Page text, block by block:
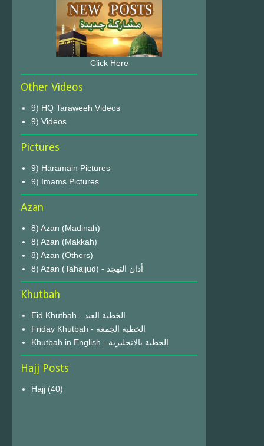
Click Here
Other Videos
9) HQ Taraweeh Videos
9) Videos
Pictures
9) Haramain Pictures
9) Imams Pictures
Azan
8) Azan (Madinah)
8) Azan (Makkah)
8) Azan (Others)
8) Azan (Tahajjud) - أذان التهجد
Khutbah
Eid Khutbah - الخطبة العيد
Friday Khutbah - الخطبة الجمعة
Khutbah in English - الخطبة بالانجليزية
Hajj Posts
Hajj (40)